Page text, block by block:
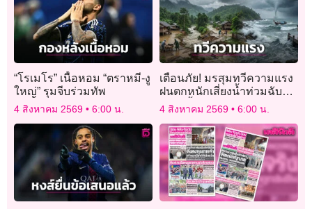
“โรเมโร” เนื้อหอม “ตราหมี-งู
ใหญ่” รุมจีบร่วมทัพ
4 สิงหาคม 2569 6:00 น.
เตือนภัย! มรสุมทวีความแรง
ฝนตกหนักเสี่ยงน้ำท่วมฉับ
พลัน-น้ำป่าหลาก
4 สิงหาคม 2569 6:00 น.